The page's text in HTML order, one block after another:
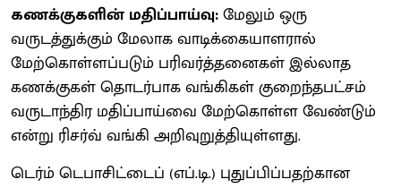
கணக்குகளின் மதிப்பாய்வு:மேலும் ஒரு
வருடத்துக்கும் மேலாக வாடிக்கையாளரால்
மேற்கொள்ளப்படும் பரிவர்த்தனைகள் இல்லாத
கணக்குகள் தொடர்பாக வங்கிகள் குறைந்தபட்சம்
வருடாந்திர மதிப்பாய்வை மேற்கொள்ள வேண்டும்
என்று ரிசர்வ் வங்கி அறிவுறுத்தியுள்ளது.
டெர்ம் டெபாசிட்டைப் (எப்.டி.) புதுப்பிப்பதற்கான